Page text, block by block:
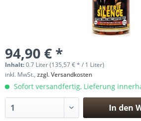
94,90 € *
Inhalt:0.7 Liter (135,57 € * / 1 Liter)
inkl. MwSt., zzgl. Versandkosten
Sofort versandfertig, Lieferung
In den